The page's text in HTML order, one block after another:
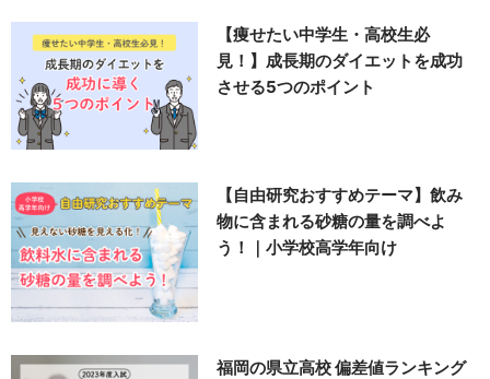
【痩せたい中学生・高校生必
見！】成長期のダイエットを成功
させる5つのポイント
【自由研究おすすめテーマ】飲み
物に含まれる砂糖の量を調べよ
う！｜小学校高学年向け
福岡の県立高校 偏差値ランキング